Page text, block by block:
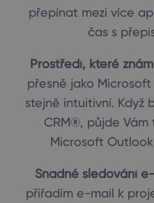
přepínat mezi více
čas s
Prostředí, které znám
přesně jako
stejně intuitivní. Když
CRM®, půjde Vám
Microsoft
Snadné sledování
přiřadím e-mail k